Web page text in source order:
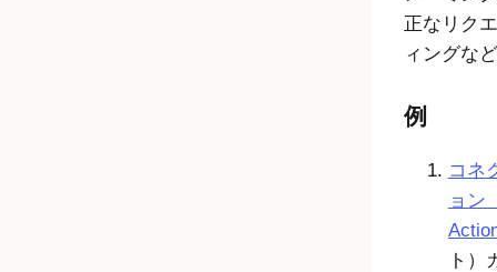
正なリク
ィングな
例
コネ
ョン
ト）